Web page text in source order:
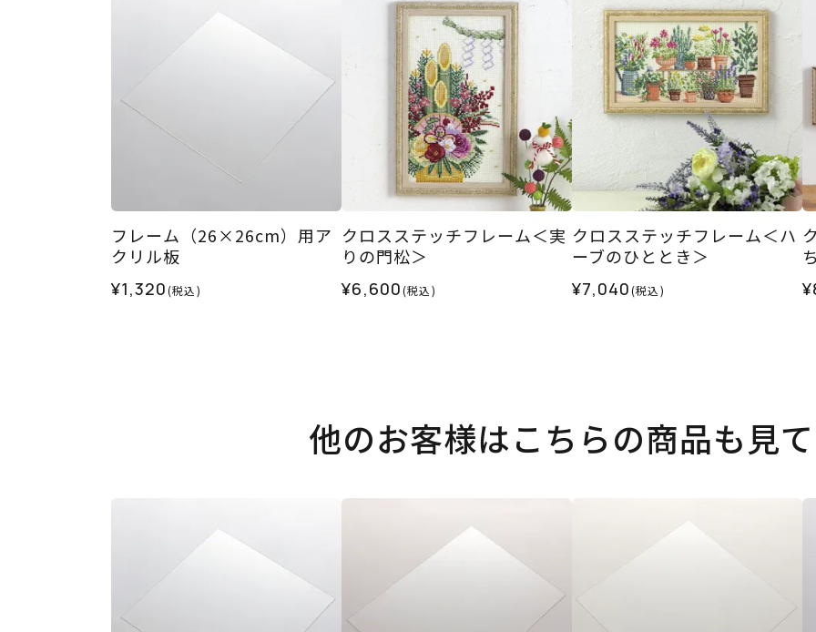
フレーム（26×26cm）用ア
クリル板
¥1,320(税込)
クロスステッチフレーム＜実
りの門松＞
¥6,600(税込)
クロスステッチフレーム＜ハ
ーブのひととき＞
¥7,040(税込)
他のお客様はこちらの商品も見